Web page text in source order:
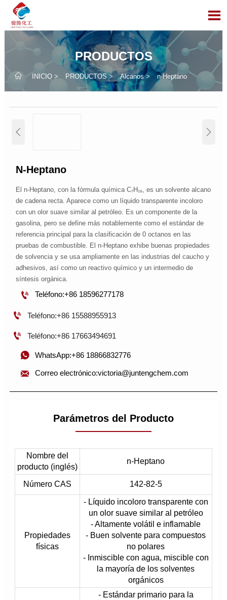

PRODUCTOS
 INICIO> PRODUCTOS> Alcanos> n-Heptano
 
N-Heptano
El n-Heptano, con la fórmula química C₇H₁₆, es un solvente alcano
de cadena recta. Aparece como un líquido transparente incoloro
con un olor suave similar al petróleo. Es un componente de la
gasolina, pero se define más notablemente como el estándar de
referencia principal para la clasificación de 0 octanos en las
pruebas de combustible. El n-Heptano exhibe buenas propiedades
de solvencia y se usa ampliamente en las industrias del caucho y
adhesivos, así como un reactivo químico y un intermedio de
síntesis orgánica.
 Teléfono:+86 18596277178
 Teléfono:+86 15588955913
 Teléfono:+86 17663494691
 WhatsApp:+86 18866832776
 Correo electrónico:victoria@juntengchem.com
Parámetros del Producto
Nombre del
producto (inglés)
n-Heptano
Número CAS 142-82-5
Propiedades
físicas
- Líquido incoloro transparente con
un olor suave similar al petróleo
- Altamente volátil e inflamable
- Buen solvente para compuestos
no polares
- Inmiscible con agua, miscible con
la mayoría de los solventes
orgánicos
- Estándar primario para la